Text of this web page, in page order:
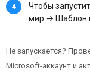
Чтобы
мир → Шаблон
Не запускается?
Microsoft-аккаунт и